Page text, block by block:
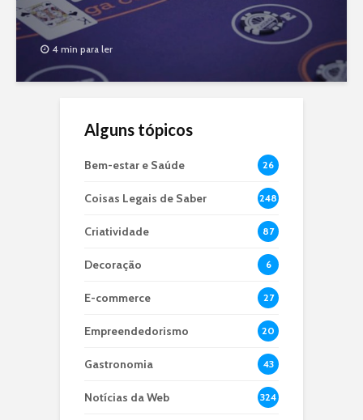
4 min para ler
Alguns tópicos
Bem-estar e Saúde 26
Coisas Legais de Saber 248
Criatividade 87
Decoração 6
E-commerce 27
Empreendedorismo 20
Gastronomia 43
Notícias da Web 324